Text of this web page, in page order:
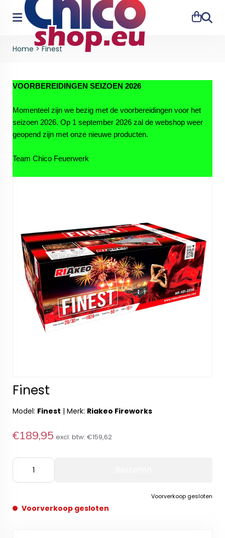
Home >Finest
VOORBEREIDINGEN SEIZOEN 2026
Momenteel zijn we bezig met de voorbereidingen voor het
seizoen 2026. Op 1 september 2026 zal de webshop weer
geopend zijn met onze nieuwe producten.
Team Chico Feuerwerk
Finest
Model: Finest | Merk: Riakeo Fireworks
€189,95 excl. btw: €159,62
Voorverkoop gesloten
Voorverkoop gesloten